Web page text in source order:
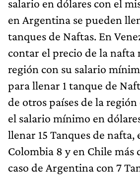
salario en dólares con el
en Argentina se pueden
tanques de Naftas. En
contar el precio de la nafta
región con su salario
para llenar 1 tanque de
de otros países de la
el salario mínimo en
llenar 15 Tanques de nafta,
Colombia 8 y en Chile más
caso de Argentina con 7